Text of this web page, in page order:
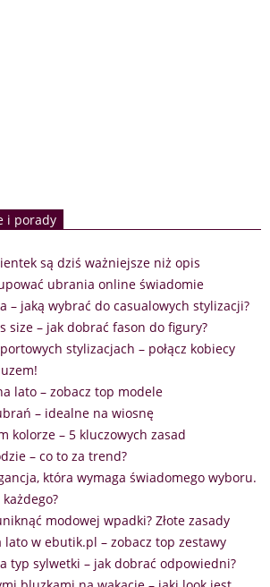
i porady
są dziś ważniejsze niż opis
ubrania online świadomie
– jaką wybrać do casualowych stylizacji?
size – jak dobrać fason do figury?
stylizacjach – połącz kobiecy
lato – zobacz top modele
– idealne na wiosnę
kolorze – 5 kluczowych zasad
– co to za trend?
która wymaga świadomego wyboru.
modowej wpadki? Złote zasady
lato w ebutik.pl – zobacz top zestawy
typ sylwetki – jak dobrać odpowiedni?